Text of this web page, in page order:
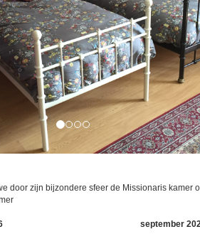
door zijn bijzondere sfeer de Missionaris
september